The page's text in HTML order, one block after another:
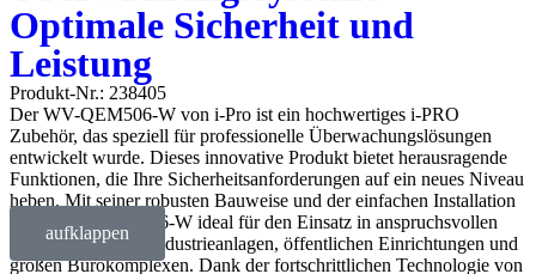
Optimale Sicherheit und
Leistung
Produkt-Nr.: 238405
Der WV-QEM506-W von i-Pro ist ein hochwertiges i-PRO
Zubehör, das speziell für professionelle Überwachungslösungen
entwickelt wurde. Dieses innovative Produkt bietet herausragende
Funktionen, die Ihre Sicherheitsanforderungen auf ein neues Niveau
heben. Mit seiner robusten Bauweise und der einfachen Installation
ist der WV-QEM506-W ideal für den Einsatz in anspruchsvollen
Umgebungen wie Industrieanlagen, öffentlichen Einrichtungen und
großen Bürokomplexen. Dank der fortschrittlichen Technologie von
aufklappen